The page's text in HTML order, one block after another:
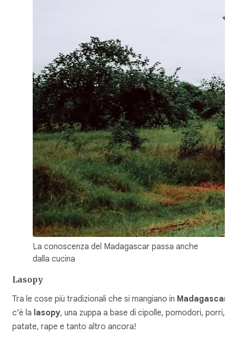
La conoscenza del Madagascar passa anche
dalla cucina
Lasopy
Tra le cose più tradizionali che si mangiano in Madagascar
c’è la lasopy, una zuppa a base di cipolle, pomodori, porri,
patate, rape e tanto altro ancora!